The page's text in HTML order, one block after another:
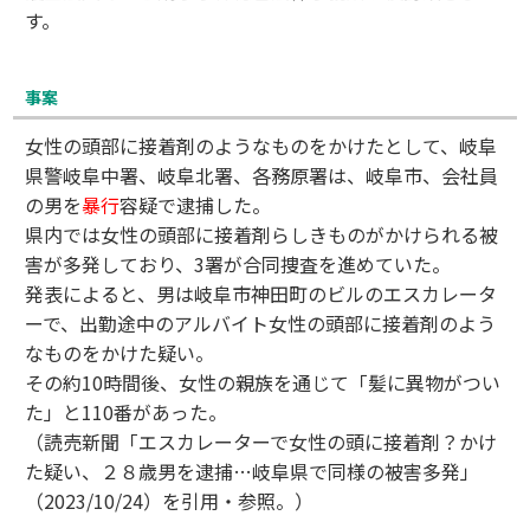
す。
事案
女性の頭部に接着剤のようなものをかけたとして、岐阜
県警岐阜中署、岐阜北署、各務原署は、岐阜市、会社員
の男を暴行容疑で逮捕した。
県内では女性の頭部に接着剤らしきものがかけられる被
害が多発しており、3署が合同捜査を進めていた。
発表によると、男は岐阜市神田町のビルのエスカレータ
ーで、出勤途中のアルバイト女性の頭部に接着剤のよう
なものをかけた疑い。
その約10時間後、女性の親族を通じて「髪に異物がつい
た」と110番があった。
（読売新聞「エスカレーターで女性の頭に接着剤？かけ
た疑い、２８歳男を逮捕…岐阜県で同様の被害多発」
（2023/10/24）を引用・参照。）